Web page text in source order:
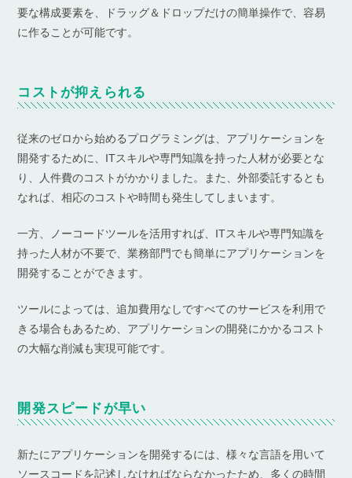
要な構成要素を、ドラッグ＆ドロップだけの簡単操作で、容易
に作ることが可能です。
コストが抑えられる
従来のゼロから始めるプログラミングは、アプリケーションを
開発するために、ITスキルや専門知識を持った人材が必要とな
り、人件費のコストがかかりました。また、外部委託するとも
なれば、相応のコストや時間も発生してしまいます。
一方、ノーコードツールを活用すれば、ITスキルや専門知識を
持った人材が不要で、業務部門でも簡単にアプリケーションを
開発することができます。
ツールによっては、追加費用なしですべてのサービスを利用で
きる場合もあるため、アプリケーションの開発にかかるコスト
の大幅な削減も実現可能です。
開発スピードが早い
新たにアプリケーションを開発するには、様々な言語を用いて
ソースコードを記述しなければならなかったため、多くの時間